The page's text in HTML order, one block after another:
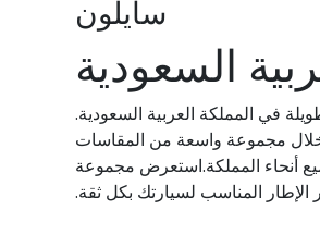
سايلون
السعودية
في المملكة العربية السعودية.
خلال مجموعة واسعة من المقاسات
أنحاء المملكة.استعرض مجموعة
الإطار المناسب لسيارتك بكل ثقة.